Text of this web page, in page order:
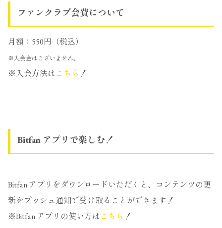
ファンクラブ会費について
月額：550円（税込）
※入会金はございません。
※入会方法は こちら ！
Bitfan アプリで楽しむ！
Bitfan アプリをダウンロードいただくと、コンテンツの更
新をプッシュ通知で受け取ることができます！
※Bitfan アプリの使い方は こちら ！